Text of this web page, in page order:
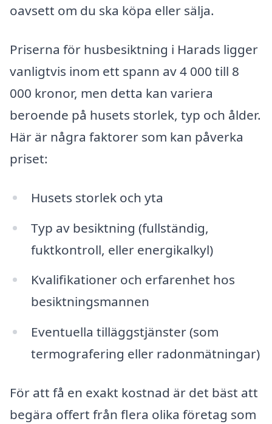
oavsett om du ska köpa eller sälja.
Priserna för husbesiktning i Harads ligger
vanligtvis inom ett spann av 4 000 till 8
000 kronor, men detta kan variera
beroende på husets storlek, typ och ålder.
Här är några faktorer som kan påverka
priset:
Husets storlek och yta
Typ av besiktning (fullständig,
fuktkontroll, eller energikalkyl)
Kvalifikationer och erfarenhet hos
besiktningsmannen
Eventuella tilläggstjänster (som
termografering eller radonmätningar)
För att få en exakt kostnad är det bäst att
begära offert från flera olika företag som